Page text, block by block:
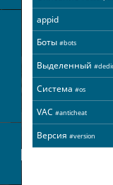
appid
Боты #bots
Выделенный
Система #os
VAC #anticheat
Версия #version